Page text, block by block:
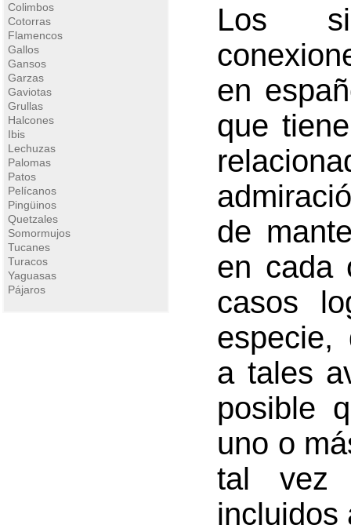
Colimbos
Cotorras
Flamencos
Gallos
Gansos
Garzas
Gaviotas
Grullas
Halcones
Ibis
Lechuzas
Palomas
Patos
Pelícanos
Pingüinos
Quetzales
Somormujos
Tucanes
Turacos
Yaguasas
Pájaros
Los
en
que
de
en cada
casos
especie,
a tales
posible
uno o
tal vez
incluidos